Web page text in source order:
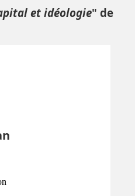
et idéologie" de